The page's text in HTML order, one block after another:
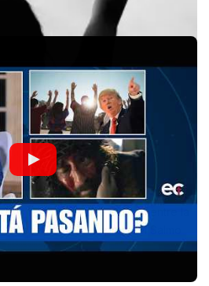
las relaciones que existen entre la
Dios tal como lo expresa el Salmo